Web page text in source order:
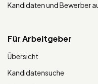
Kandidaten und Bewerber
Für Arbeitgeber
Übersicht
Kandidatensuche